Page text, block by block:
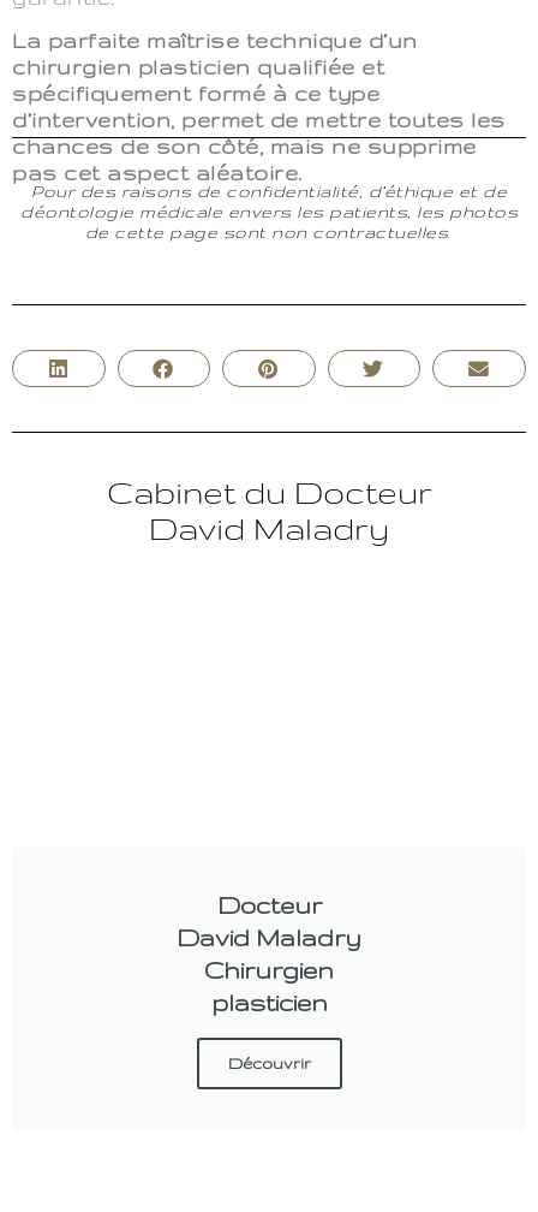
La parfaite maîtrise technique d’un
chirurgien plasticien qualifiée et
spécifiquement formé à ce type
d’intervention, permet de mettre toutes les
chances de son côté, mais ne supprime
pas cet aspect aléatoire.
Pour des raisons de confidentialité, d’éthique et de
déontologie médicale envers les patients, les photos
de cette page sont non contractuelles
Cabinet du Docteur
David Maladry
Docteur
David Maladry
Chirurgien
plasticien
Découvrir